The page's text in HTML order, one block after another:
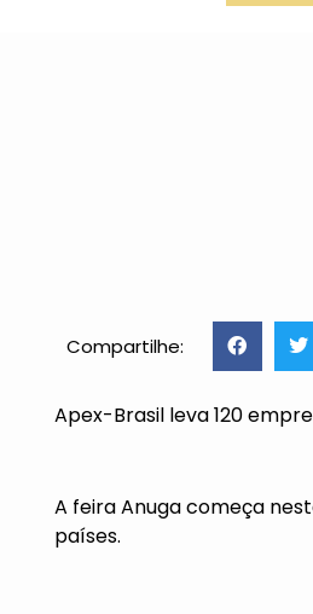
Compartilhe:
Apex-Brasil leva 120
A feira Anuga começa
países.